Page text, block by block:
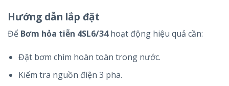
Hướng dẫn lắp đặt
Để Bơm hỏa tiễn 4SL6/34hoạt động hiệu quả cần:
Đặt bơm chìm hoàn toàn trong nước.
Kiểm tra nguồn điện 3 pha.